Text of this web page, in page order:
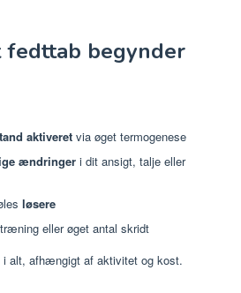
fedttab begynder
aktiveret via øget termogenese
ændringer i dit ansigt, talje eller
løsere
eller øget antal skridt
i alt, afhængigt af aktivitet og kost.